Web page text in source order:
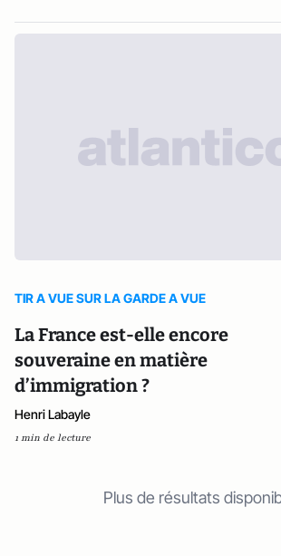
TIR A VUE SUR LA GARDE A VUE
La France est-elle encore
souveraine en matière
d’immigration ?
Henri Labayle
1 min de lecture
Plus de résultats